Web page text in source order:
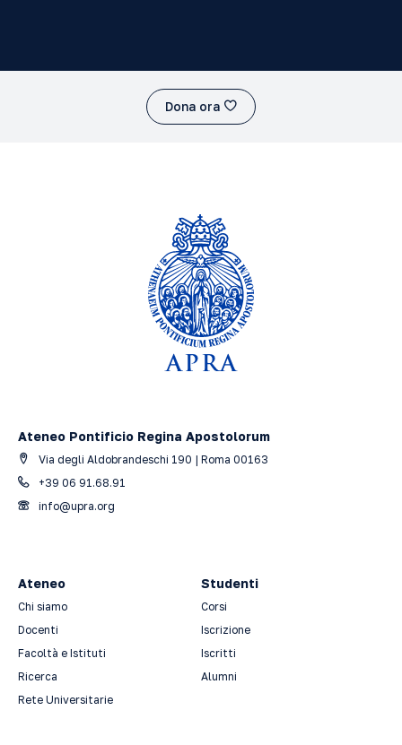
Dona ora
Ateneo Pontificio Regina Apostolorum
Via degli Aldobrandeschi 190 | Roma 00163
+39 06 91.68.91
info@upra.org
Ateneo
Chi siamo
Docenti
Facoltà e Istituti
Ricerca
Rete Universitarie
Studenti
Corsi
Iscrizione
Iscritti
Alumni